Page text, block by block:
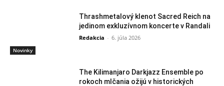
Novinky
Thrashmetalový klenot Sacred Reich na
jedinom exkluzívnom koncerte v Randali
Redakcia - 6. júla 2026
The Kilimanjaro Darkjazz Ensemble po
rokoch mlčania ožijú v historických